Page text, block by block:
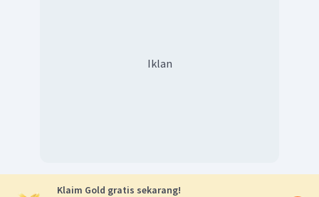
Iklan
Klaim Gold gratis sekarang!